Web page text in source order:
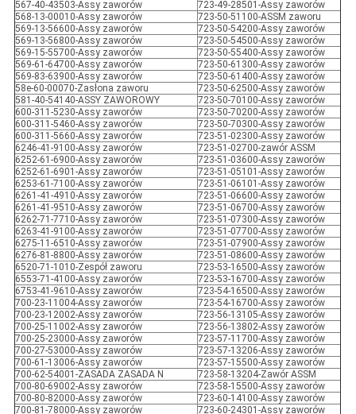
567-40-43503-Assy zaworów
723-49-28501-Assy zaworów
568-13-00010-Assy zaworów
723-50-51100-ASSM zaworu
569-13-56600-Assy zaworów
723-50-54200-Assy zaworów
569-13-56800-Assy zaworów
723-50-54500-Assy zaworów
569-15-55700-Assy zaworów
723-50-55400-Assy zaworów
569-61-64700-Assy zaworów
723-50-61300-Assy zaworów
569-83-63900-Assy zaworów
723-50-61400-Assy zaworów
58e-60-00070-Zasłona zaworu
723-50-62500-Assy zaworów
581-40-54140-ASSY ZAWOROWY
723-50-70100-Assy zaworów
600-311-5230-Assy zaworów
723-50-70200-Assy zaworów
600-311-5460-Assy zaworów
723-50-70300-Assy zaworów
600-311-5660-Assy zaworów
723-51-02300-Assy zaworów
6246-41-9100-Assy zaworów
723-51-02700-zawór ASSM
6252-61-6900-Assy zaworów
723-51-03600-Assy zaworów
6252-61-6901-Assy zaworów
723-51-05101-Assy zaworów
6253-61-7100-Assy zaworów
723-51-06101-Assy zaworów
6261-41-4910-Assy zaworów
723-51-06600-Assy zaworów
6261-41-9510-Assy zaworów
723-51-06700-Assy zaworów
6262-71-7710-Assy zaworów
723-51-07300-Assy zaworów
6263-41-9100-Assy zaworów
723-51-07700-Assy zaworów
6275-11-6510-Assy zaworów
723-51-07900-Assy zaworów
6276-81-8800-Assy zaworów
723-51-08600-Assy zaworów
6520-71-1010-Zespół zaworu
723-53-16500-Assy zaworów
6553-71-4100-Assy zaworów
723-53-16700-Assy zaworów
6753-41-9610-Assy zaworów
723-54-16500-Assy zaworów
700-23-11004-Assy zaworów
723-54-16700-Assy zaworów
700-23-12002-Assy zaworów
723-56-13105-Assy zaworów
700-25-11002-Assy zaworów
723-56-13802-Assy zaworów
700-25-23000-Assy zaworów
723-57-11700-Assy zaworów
700-27-53000-Assy zaworów
723-57-13206-Assy zaworów
700-61-13006-Assy zaworów
723-57-15500-Assy zaworów
700-62-54001-ZASADA ZASADA N
723-58-13204-Zawór ASSM
700-80-69002-Assy zaworów
723-58-15500-Assy zaworów
700-80-82000-Assy zaworów
723-60-14100-Assy zaworów
700-81-78000-Assy zaworów
723-60-24301-Assy zaworów